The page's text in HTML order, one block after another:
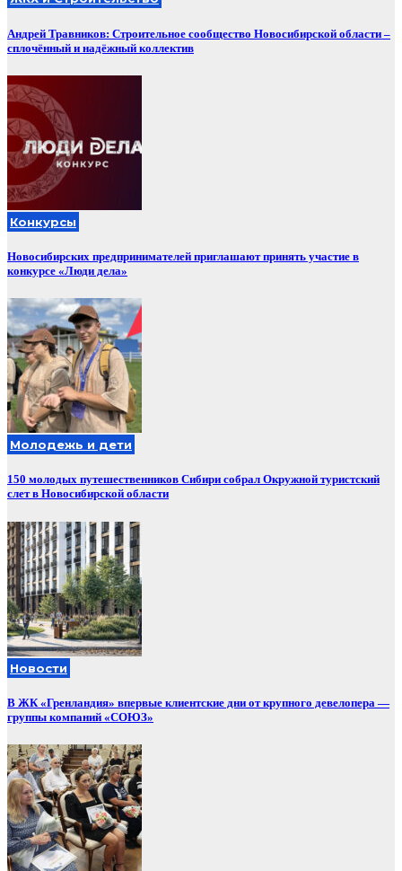
Андрей Травников: Строительное сообщество Новосибирской области –
сплочённый и надёжный коллектив
Конкурсы
Новосибирских предпринимателей приглашают принять участие в
конкурсе «Люди дела»
Молодежь и дети
150 молодых путешественников Сибири собрал Окружной туристский
слет в Новосибирской области
Новости
В ЖК «Гренландия» впервые клиентские дни от крупного девелопера —
группы компаний «СОЮЗ»